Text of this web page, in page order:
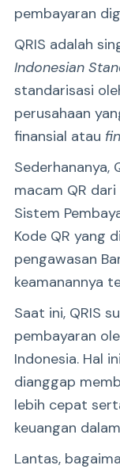
pembayaran
QRIS adalah
Indonesian
standarisasi
perusahaan
finansial atau
Sederhananya,
macam QR
Sistem
Kode QR yang
pengawasan
keamanannya
Saat ini, QRIS
pembayaran
Indonesia. Hal
dianggap
lebih cepat
keuangan
Lantas,